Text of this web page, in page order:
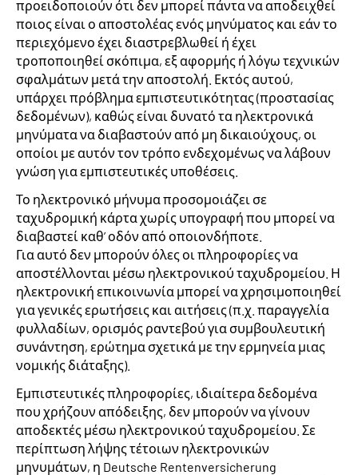
προειδοποιούν ότι δεν μπορεί πάντα να αποδειχθεί
ποιος είναι ο αποστολέας ενός μηνύματος και εάν το
περιεχόμενο έχει διαστρεβλωθεί ή έχει
τροποποιηθεί σκόπιμα, εξ αφορμής ή λόγω τεχνικών
σφαλμάτων μετά την αποστολή. Εκτός αυτού,
υπάρχει πρόβλημα εμπιστευτικότητας (προστασίας
δεδομένων), καθώς είναι δυνατό τα ηλεκτρονικά
μηνύματα να διαβαστούν από μη δικαιούχους, οι
οποίοι με αυτόν τον τρόπο ενδεχομένως να λάβουν
γνώση για εμπιστευτικές υποθέσεις.
Το ηλεκτρονικό μήνυμα προσομοιάζει σε
ταχυδρομική κάρτα χωρίς υπογραφή που μπορεί να
διαβαστεί καθ’ οδόν από οποιονδήποτε.
Για αυτό δεν μπορούν όλες οι πληροφορίες να
αποστέλλονται μέσω ηλεκτρονικού ταχυδρομείου. Η
ηλεκτρονική επικοινωνία μπορεί να χρησιμοποιηθεί
για γενικές ερωτήσεις και αιτήσεις (π.χ. παραγγελία
φυλλαδίων, ορισμός ραντεβού για συμβουλευτική
συνάντηση, ερώτημα σχετικά με την ερμηνεία μιας
νομικής διάταξης).
Εμπιστευτικές πληροφορίες, ιδιαίτερα δεδομένα
που χρήζουν απόδειξης, δεν μπορούν να γίνουν
αποδεκτές μέσω ηλεκτρονικού ταχυδρομείου. Σε
περίπτωση λήψης τέτοιων ηλεκτρονικών
μηνυμάτων, η Deutsche Rentenversicherung